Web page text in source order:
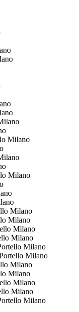
Milano
Milano
Milano
Milano
Milano
Milano
Milano
Milano
Milano
Milano
Milano
Milano
Milano